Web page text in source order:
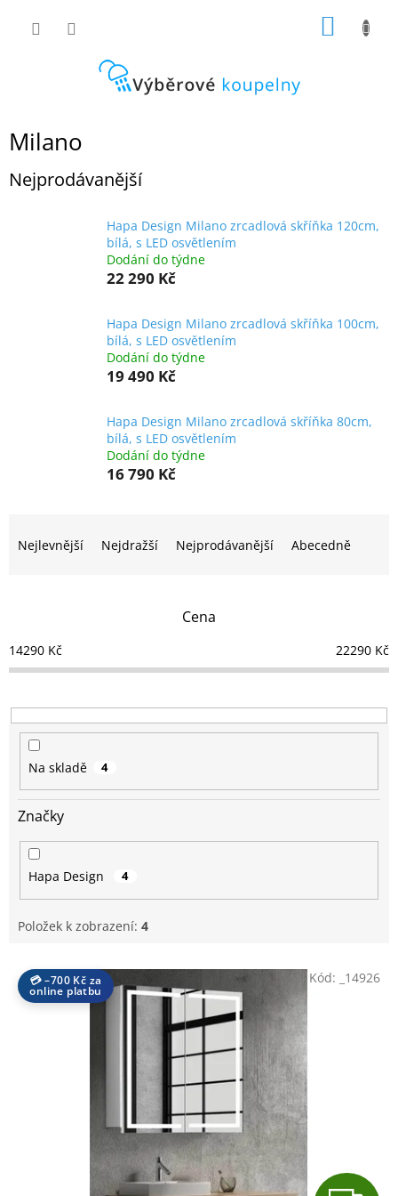
Milano
Nejprodávanější
Hapa Design Milano zrcadlová skříňka 120cm,
bílá, s LED osvětlením
Dodání do týdne
22 290 Kč
Hapa Design Milano zrcadlová skříňka 100cm,
bílá, s LED osvětlením
Dodání do týdne
19 490 Kč
Hapa Design Milano zrcadlová skříňka 80cm,
bílá, s LED osvětlením
Dodání do týdne
16 790 Kč
p
r
o
u
Nejlevnější Nejdražší Nejprodávanější Abecedně
Cena
14290 Kč 22290 Kč
Na skladě 4
Značky
Hapa Design 4
Položek k zobrazení: 4
💳 –700 Kč za
online platbu
Kód: _14926